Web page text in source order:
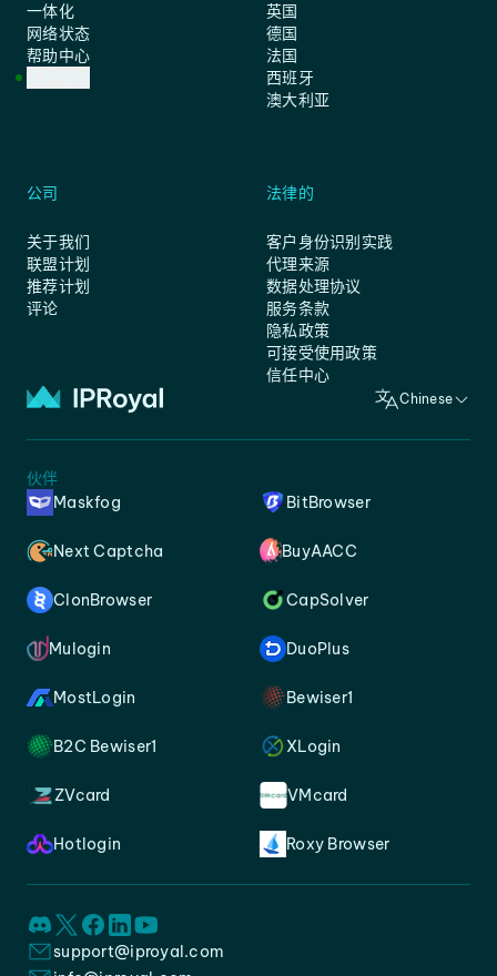
一体化
网络状态
帮助中心
英国
德国
法国
西班牙
澳大利亚
公司
关于我们
联盟计划
推荐计划
评论
法律的
客户身份识别实践
代理来源
数据处理协议
服务条款
隐私政策
可接受使用政策
信任中心
Chinese
伙伴
Maskfog
BitBrowser
Next Captcha BuyAACC
ClonBrowser CapSolver
Mulogin DuoPlus
MostLogin Bewiser1
B2C Bewiser1 XLogin
ZVcard VMcard
Hotlogin Roxy Browser
support@iproyal.com